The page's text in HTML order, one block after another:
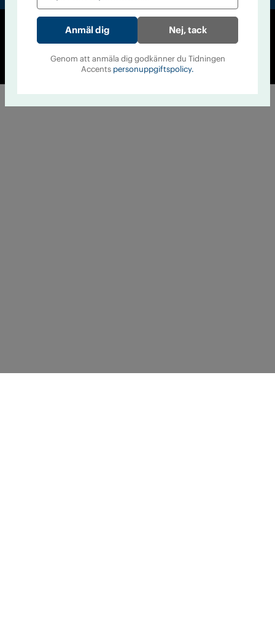
© Tidningen Accent 2026
Cookiepolicy
Personuppgiftspolicy
Nej, tack
Genom att anmäla dig godkänner du Tidningen
Accents personuppgiftspolicy.